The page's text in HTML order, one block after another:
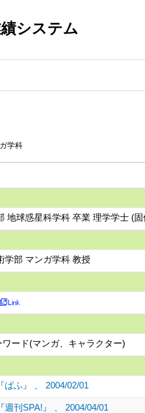
システム
学科
地球惑星科学科 卒業 理学学士 (
学部 マンガ学科 教授
ード(マンガ、キャラクター)
ぱふ』 、 2004/02/01
刊SPA!』 、 2004/04/01